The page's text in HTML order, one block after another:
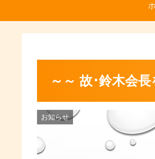
～～ 故･鈴木会
お知らせ